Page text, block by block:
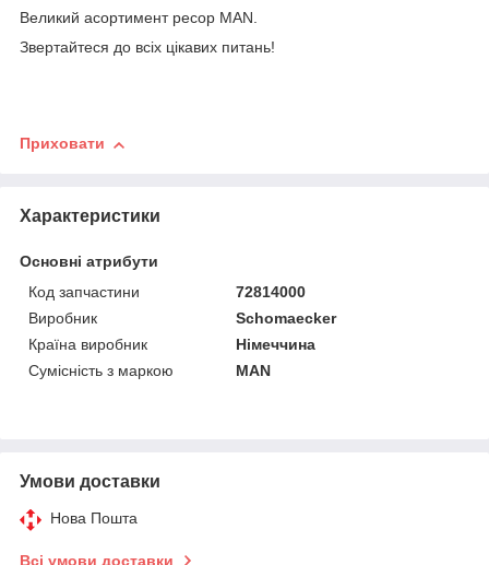
Великий асортимент ресор MAN.
Звертайтеся до всіх цікавих питань!
Приховати
Характеристики
Основні атрибути
Код запчастини
72814000
Виробник
Schomaecker
Країна виробник
Німеччина
Сумісність з маркою
MAN
Умови доставки
Нова Пошта
Всі умови доставки